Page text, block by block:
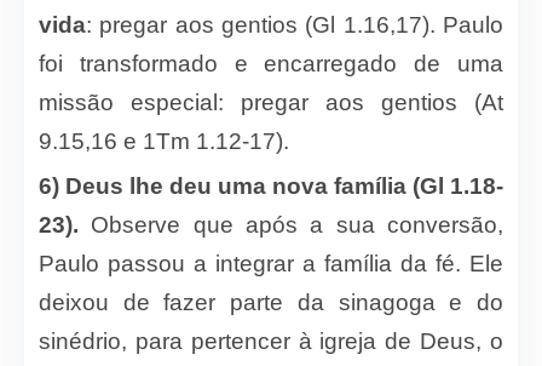
vida: pregar aos gentios (Gl 1.16,17). Paulo
foi transformado e encarregado de uma
missão especial: pregar aos gentios (At
9.15,16 e 1Tm 1.12-17).
6) Deus lhe deu uma nova família (Gl 1.18-
23). Observe que após a sua conversão,
Paulo passou a integrar a família da fé. Ele
deixou de fazer parte da sinagoga e do
sinédrio, para pertencer à igreja de Deus, o